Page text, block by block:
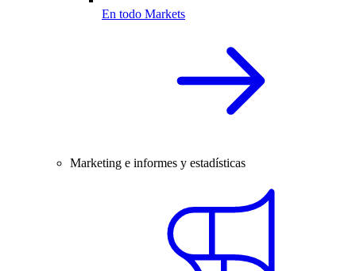
En todo Markets
Marketing e informes y estadísticas